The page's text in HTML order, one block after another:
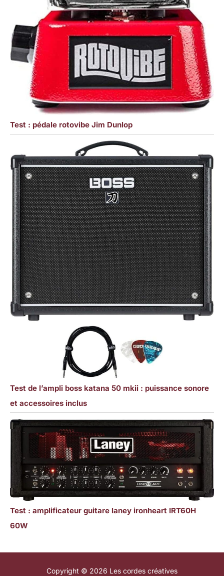
Test : pédale rotovibe Jim Dunlop
Test de l’ampli boss katana 50 mkii : puissance sonore
et accessoires inclus
Test : amplificateur guitare laney ironheart IRT60H
60W
Copyright © 2026 Les cordes créatives